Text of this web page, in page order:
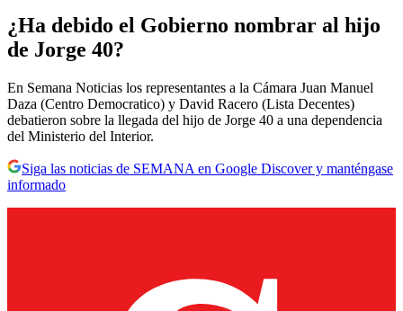
¿Ha debido el Gobierno nombrar al hijo
de Jorge 40?
En Semana Noticias los representantes a la Cámara Juan Manuel
Daza (Centro Democratico) y David Racero (Lista Decentes)
debatieron sobre la llegada del hijo de Jorge 40 a una dependencia
del Ministerio del Interior.
Siga las noticias de SEMANA en Google Discover y manténgase
informado